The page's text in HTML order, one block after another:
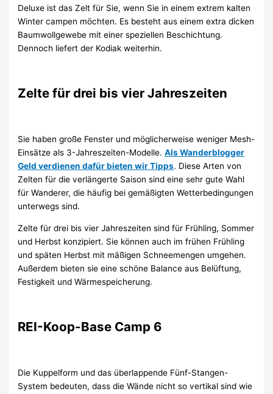
Deluxe ist das Zelt für Sie, wenn Sie in einem extrem kalten
Winter campen möchten. Es besteht aus einem extra dicken
Baumwollgewebe mit einer speziellen Beschichtung.
Dennoch liefert der Kodiak weiterhin.
Zelte für drei bis vier Jahreszeiten
Sie haben große Fenster und möglicherweise weniger Mesh-
Einsätze als 3-Jahreszeiten-Modelle.Als Wanderblogger
Geld verdienen dafür bieten wir Tipps. Diese Arten von
Zelten für die verlängerte Saison sind eine sehr gute Wahl
für Wanderer, die häufig bei gemäßigten Wetterbedingungen
unterwegs sind.
Zelte für drei bis vier Jahreszeiten sind für Frühling, Sommer
und Herbst konzipiert. Sie können auch im frühen Frühling
und späten Herbst mit mäßigen Schneemengen umgehen.
Außerdem bieten sie eine schöne Balance aus Belüftung,
Festigkeit und Wärmespeicherung.
REI-Koop-Base Camp 6
Die Kuppelform und das überlappende Fünf-Stangen-
System bedeuten, dass die Wände nicht so vertikal sind wie